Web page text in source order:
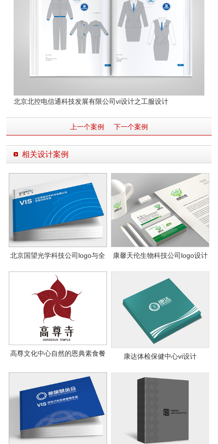
北京北控电信通科技发展有限公司vi设计之工服设计
上一个案例 下一个案例
相关设计案例
北京国望光学科技公司logo与全
康馨天伦生物科技公司logo设计
高尊文化中心自然的恩典素食餐
康达体检保健中心vi设计